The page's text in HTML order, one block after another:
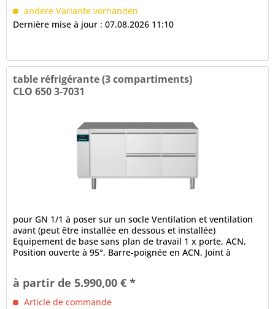
andere Variante vorhanden
Dernière mise à jour : 07.08.2026 11:10
table réfrigérante (3 compartiments)
CLO 650 3-7031
pour GN 1/1 à poser sur un socle Ventilation et ventilation
avant (peut être installée en dessous et installée)
Equipement de base sans plan de travail 1 x porte, ACN,
Position ouverte à 95°, Barre-poignée en ACN, Joint à
à partir de 5.990,00 € *
Article de commande